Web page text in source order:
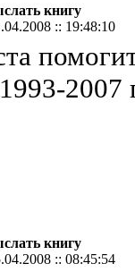
книгу
:: 19:48:10
книгу
:: 08:45:54